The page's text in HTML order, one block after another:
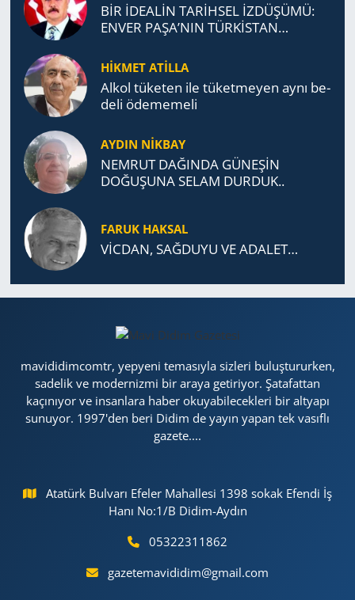
BİR İDEALİN TARİHSEL İZDÜŞÜMÜ:
ENVER PAŞA’NIN TÜRKİSTAN
TEŞKİLATI’NA UZANAN MİRASI
HİKMET ATİLLA
Alkol tü­ke­ten ile tü­ket­me­yen aynı be­
de­li öde­me­me­li
AYDIN NİKBAY
NEMRUT DAĞINDA GÜNEŞİN
DOĞUŞUNA SELAM DURDUK..
FARUK HAKSAL
VİCDAN, SAĞ­DU­YU VE ADA­LET…
mavididimcomtr, yepyeni temasıyla sizleri buluştururken,
sadelik ve modernizmi bir araya getiriyor. Şatafattan
kaçınıyor ve insanlara haber okuyabilecekleri bir altyapı
sunuyor. 1997'den beri Didim de yayın yapan tek vasıflı
gazete....
Atatürk Bulvarı Efeler Mahallesi 1398 sokak Efendi İş
Hanı No:1/B Didim-Aydın
05322311862
gazetemavididim@gmail.com